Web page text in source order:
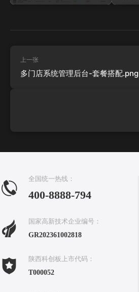
上一张
多门店系统管理后台-套餐搭配.png
全国统一热线：
400-8888-794
国家高新技术企业编号：
GR202361002818
陕西科创板上市代码：
T000052